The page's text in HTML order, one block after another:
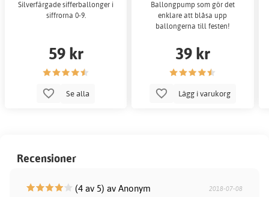
Silverfärgade sifferballonger i
siffrorna 0-9.
59 kr
Se alla
Ballongpump som gör det
enklare att blåsa upp
ballongerna till festen!
39 kr
Lägg i varukorg
Recensioner
(4 av 5) av Anonym 2018-07-08